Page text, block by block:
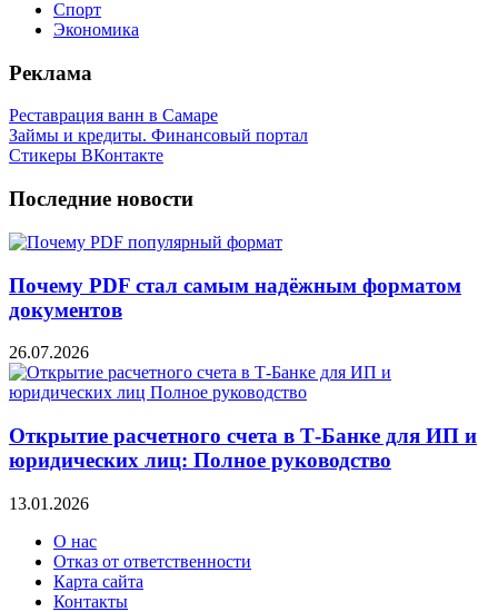
Спорт
Экономика
Реклама
Реставрация ванн в Самаре
Займы и кредиты. Финансовый портал
Стикеры ВКонтакте
Последние новости
Почему PDF стал самым надёжным форматом
документов
26.07.2026
Открытие расчетного счета в Т-Банке для ИП и
юридических лиц: Полное руководство
13.01.2026
О нас
Отказ от ответственности
Карта сайта
Контакты